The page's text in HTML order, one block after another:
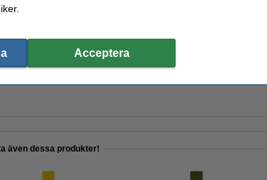
även dessa produkter!
Acceptera